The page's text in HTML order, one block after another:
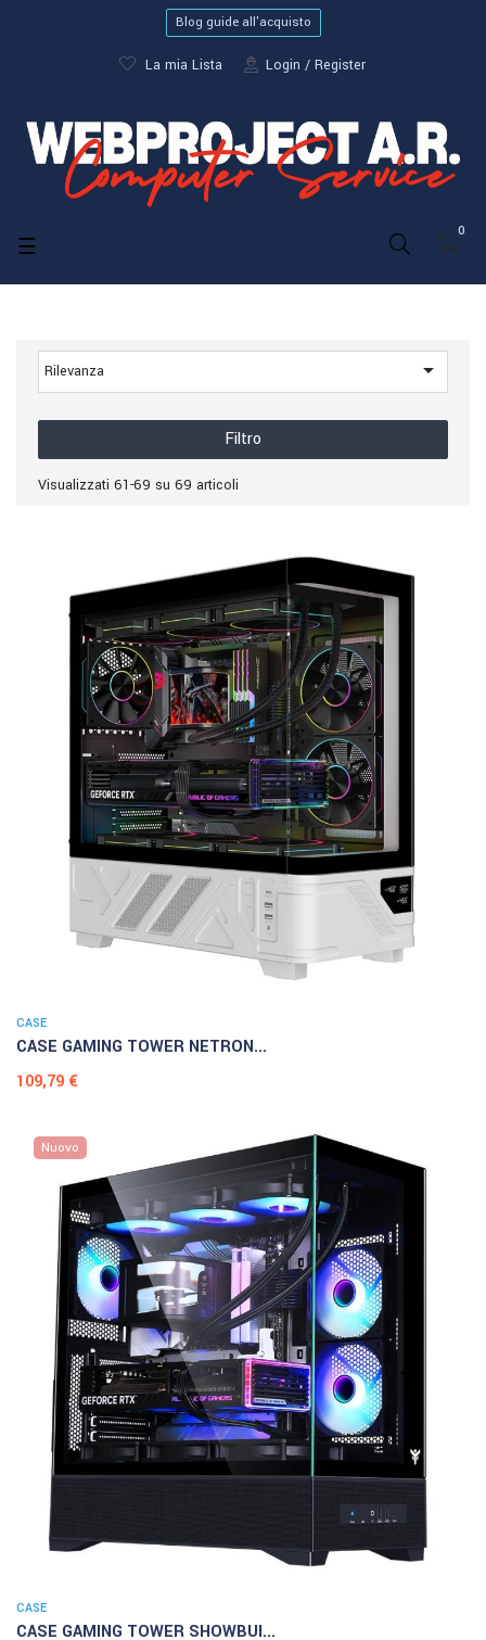
Blog guide all'acquisto
La mia Lista Login Register
0
navigazione
☰
Rilevanza 
Filtro
Visualizzati 61-69 su 69 articoli
CASE
CASE GAMING TOWER NETRON...
Prezzo
109,79 €
Nuovo
CASE
CASE GAMING TOWER SHOWBUI...